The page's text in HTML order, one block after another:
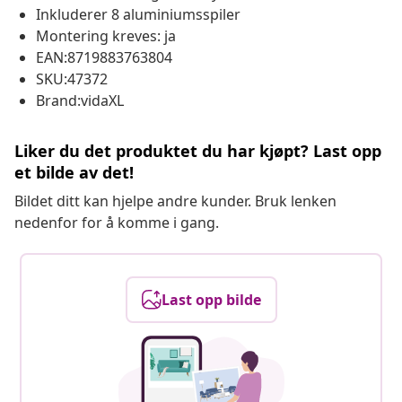
Inkluderer 8 aluminiumsspiler
Montering kreves: ja
EAN:8719883763804
SKU:47372
Brand:vidaXL
Liker du det produktet du har kjøpt? Last opp
et bilde av det!
Bildet ditt kan hjelpe andre kunder. Bruk lenken
nedenfor for å komme i gang.
Last opp bilde